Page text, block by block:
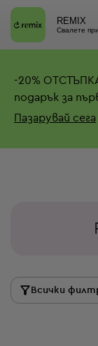
REMIX
Свалете
-20%
подарък за
Пазарувай сега
Всички